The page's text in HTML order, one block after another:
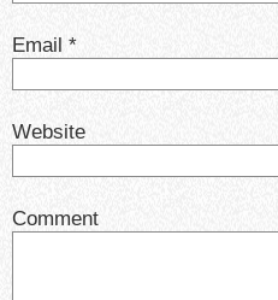
Email *
Website
Comment